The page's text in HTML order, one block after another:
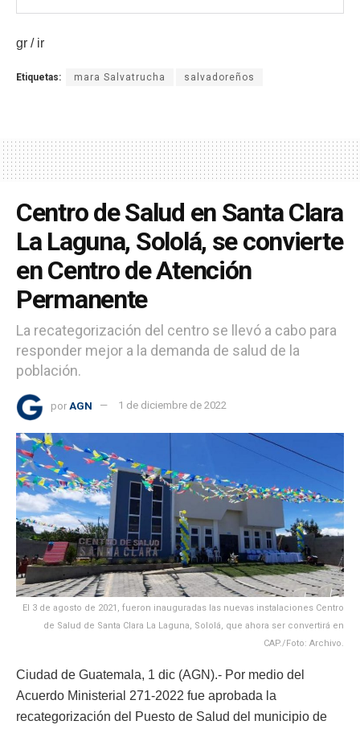
gr / ir
Etiquetas: mara Salvatrucha salvadoreños
Centro de Salud en Santa Clara
La Laguna, Sololá, se convierte
en Centro de Atención
Permanente
La recategorización del centro se llevó a cabo para
responder mejor a la demanda de salud de la
población.
por AGN 1 de diciembre de 2022
El 3 de agosto de 2021, fueron inauguradas las nuevas instalaciones Centro
de Salud de Santa Clara La Laguna, Sololá, que ahora ser convertirá en
CAP./Foto: Archivo.
Ciudad de Guatemala, 1 dic (AGN).- Por medio del
Acuerdo Ministerial 271-2022 fue aprobada la
recategorización del Puesto de Salud del municipio de